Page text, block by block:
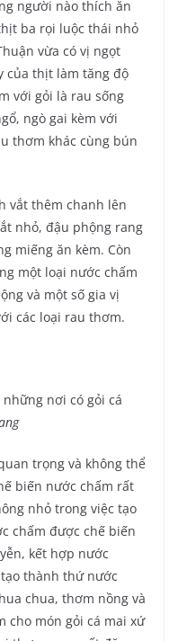
người nào thích ăn
ba rọi luộc thái nhỏ
vừa có vị ngọt
của thịt làm tăng độ
với gỏi là rau sống
ngò gai kèm với
thơm khác cùng bún
vắt thêm chanh lên
nhỏ, đậu phộng rang
miếng ăn kèm. Còn
một loại nước chấm
và một số gia vị
các loại rau thơm.
nơi có gỏi cá
trọng và không thể
biến nước chấm rất
nhỏ trong việc tạo
chấm được chế biến
kết hợp nước
thành thứ nước
chua, thơm nồng và
cho món gỏi cá mai xứ